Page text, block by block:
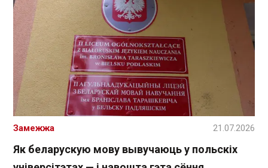
Як беларускую мову вывучаюць у польскіх
Замежжа 21.07.2026